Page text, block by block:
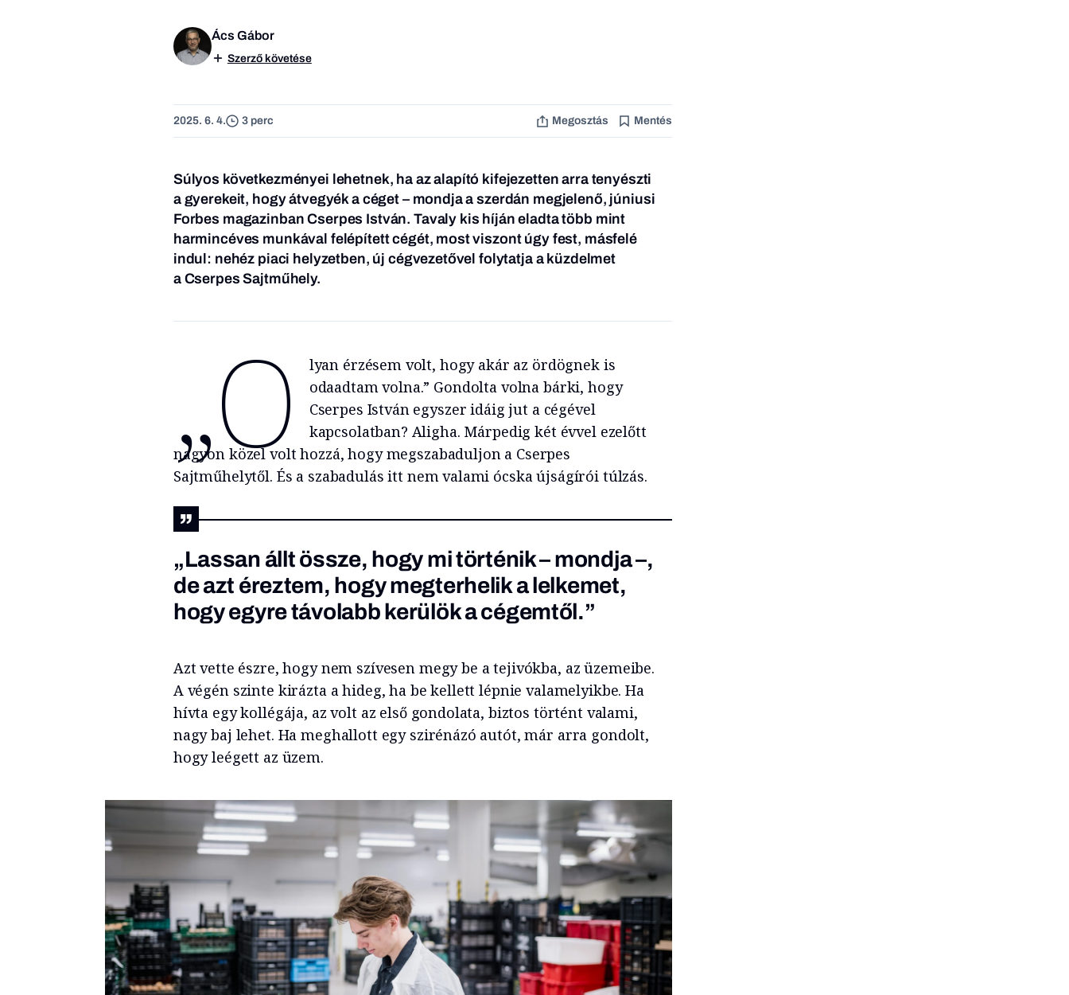
Ács Gábor
Szerző követése
2025. 6. 4. 3 perc Megosztás Mentés
Súlyos következményei lehetnek, ha az alapító kifejezetten arra tenyészti
a gyerekeit, hogy átvegyék a céget – mondja a szerdán megjelenő, júniusi
Forbes magazinban Cserpes István. Tavaly kis híján eladta több mint
harmincéves munkával felépített cégét, most viszont úgy fest, másfelé
indul: nehéz piaci helyzetben, új cégvezetővel folytatja a küzdelmet
a Cserpes Sajtműhely.
„O
lyan érzésem volt, hogy akár az ördögnek is
odaadtam volna.” Gondolta volna bárki, hogy
Cserpes István egyszer idáig jut a cégével
kapcsolatban? Aligha. Márpedig két évvel ezelőtt
nagyon közel volt hozzá, hogy megszabaduljon a Cserpes
Sajtműhelytől. És a szabadulás itt nem valami ócska újságírói túlzás.
„Lassan állt össze, hogy mi történik – mondja –,
de azt éreztem, hogy megterhelik a lelkemet,
hogy egyre távolabb kerülök a cégemtől.”
Azt vette észre, hogy nem szívesen megy be a tejivókba, az üzemeibe.
A végén szinte kirázta a hideg, ha be kellett lépnie valamelyikbe. Ha
hívta egy kollégája, az volt az első gondolata, biztos történt valami,
nagy baj lehet. Ha meghallott egy szirénázó autót, már arra gondolt,
hogy leégett az üzem.